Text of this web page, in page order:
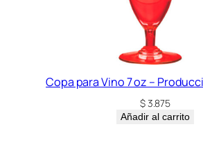
Copa para Vino 7 oz –
$3.875
Añadir al carrito